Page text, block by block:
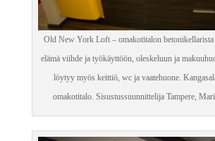
Old New York Loft – omakotitalon
elämä viihde ja työkäyttöön, oleskeluun ja
löytyy myös keittiö, wc ja vaatehuone.
omakotitalo. Sisustussuunnittelija Tampere,